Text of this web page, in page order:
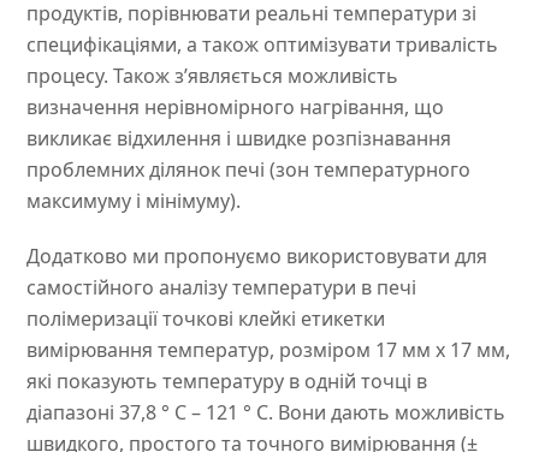
продуктів, порівнювати реальні температури зі
специфікаціями, а також оптимізувати тривалість
процесу. Також з’являється можливість
визначення нерівномірного нагрівання, що
викликає відхилення і швидке розпізнавання
проблемних ділянок печі (зон температурного
максимуму і мінімуму).
Додатково ми пропонуємо використовувати для
самостійного аналізу температури в печі
полімеризації точкові клейкі етикетки
вимірювання температур, розміром 17 мм х 17 мм,
які показують температуру в одній точці в
діапазоні 37,8 ° C – 121 ° C. Вони дають можливість
швидкого, простого та точного вимірювання (±